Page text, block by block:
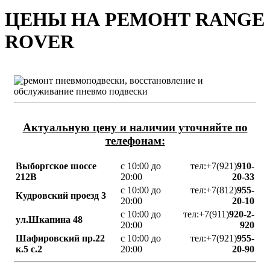
ЦЕНЫ НА РЕМОНТ RANGE
ROVER
Актуальную цену и наличии уточняйте по
телефонам:
Выборгское шоссе
212В
с 10:00 до
20:00
тел:+7(921)910-
20-33
Кудровский проезд 3
с 10:00 до
20:00
тел:+7(812)955-
20-10
ул.Шкапина 48
с 10:00 до
20:00
тел:+7(911)920-2-
920
Шафировский пр.22
к.5 с.2
с 10:00 до
20:00
тел:+7(921)955-
20-90